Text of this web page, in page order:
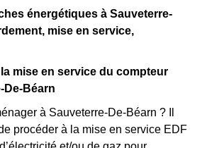
énergétiques à Sauveterre-
mise en service,
mise en service du compteur
De-Béarn
à Sauveterre-De-Béarn ? Il
procéder à la mise en service EDF